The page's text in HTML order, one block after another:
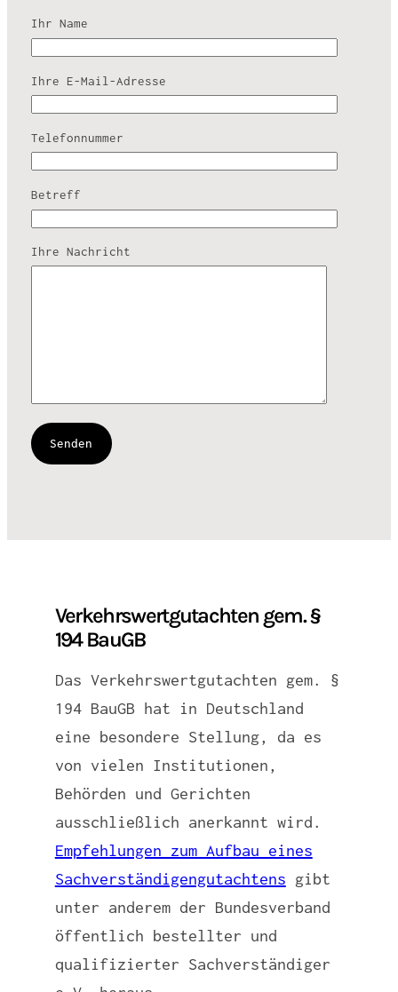
Ihr Name
Ihre E-Mail-Adresse
Telefonnummer
Betreff
Ihre Nachricht
Verkehrswertgutachten gem. §
194 BauGB
Das Verkehrswertgutachten gem. §
194 BauGB hat in Deutschland
eine besondere Stellung, da es
von vielen Institutionen,
Behörden und Gerichten
ausschließlich anerkannt wird.
Empfehlungen zum Aufbau eines
Sachverständigengutachtens gibt
unter anderem der Bundesverband
öffentlich bestellter und
qualifizierter Sachverständiger